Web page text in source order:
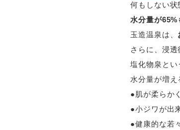
何もしない
水分量が65%
玉造温泉は、
さらに、浸透
塩化物泉と
水分量が増え
●肌が柔らか
●小ジワが出
●健康的な若